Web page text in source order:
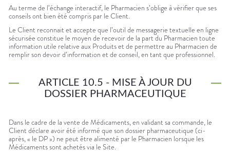
Au terme de l’échange interactif, le Pharmacien s’oblige à vérifier que ses
conseils ont bien été compris par le Client.
Le Client reconnait et accepte que l’outil de messagerie textuelle en ligne
sécurisée constitue le moyen de recevoir de la part du Pharmacien toute
information utile relative aux Produits et de permettre au Pharmacien de
remplir son devoir d’information et de conseil, en tant que professionnel.
ARTICLE 10.5 - MISE À JOUR DU
DOSSIER PHARMACEUTIQUE
Dans le cadre de la vente de Médicaments, en validant sa commande, le
Client déclare avoir été informé que son dossier pharmaceutique (ci-
après, « le DP ») ne peut être alimenté par le Pharmacien lorsque les
Médicaments sont achetés via le Site.